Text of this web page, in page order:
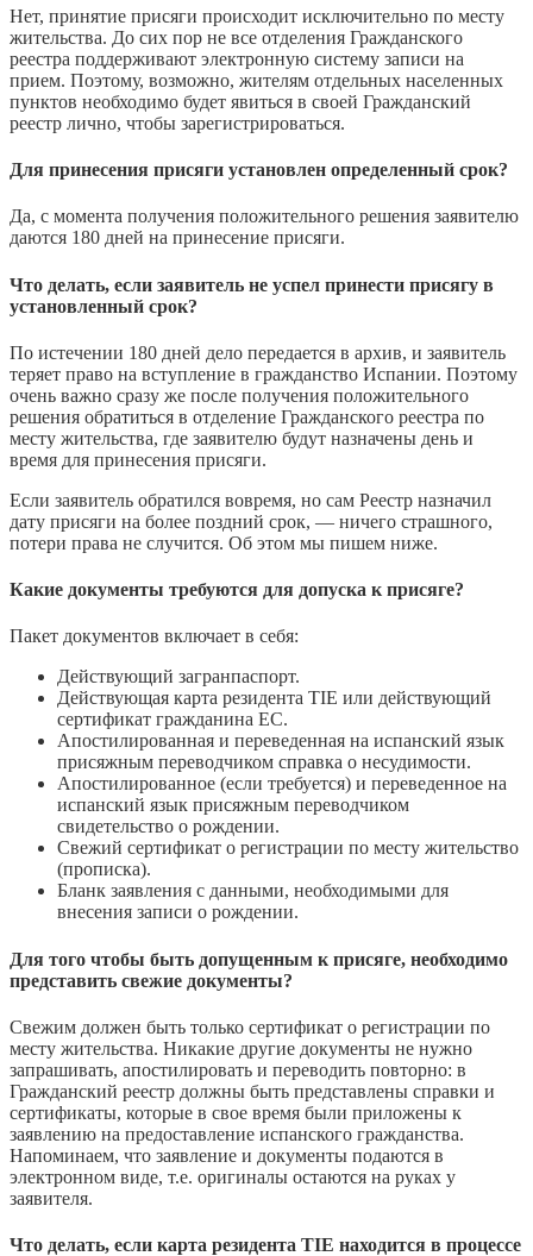
Нет, принятие присяги происходит исключительно по месту
жительства. До сих пор не все отделения Гражданского
реестра поддерживают электронную систему записи на
прием. Поэтому, возможно, жителям отдельных населенных
пунктов необходимо будет явиться в своей Гражданский
реестр лично, чтобы зарегистрироваться.
Для принесения присяги установлен определенный срок?
Да, с момента получения положительного решения заявителю
даются 180 дней на принесение присяги.
Что делать, если заявитель не успел принести присягу в
установленный срок?
По истечении 180 дней дело передается в архив, и заявитель
теряет право на вступление в гражданство Испании. Поэтому
очень важно сразу же после получения положительного
решения обратиться в отделение Гражданского реестра по
месту жительства, где заявителю будут назначены день и
время для принесения присяги.
Если заявитель обратился вовремя, но сам Реестр назначил
дату присяги на более поздний срок, — ничего страшного,
потери права не случится. Об этом мы пишем ниже.
Какие документы требуются для допуска к присяге?
Пакет документов включает в себя:
Действующий загранпаспорт.
Действующая карта резидента TIE или действующий
сертификат гражданина ЕС.
Апостилированная и переведенная на испанский язык
присяжным переводчиком справка о несудимости.
Апостилированное (если требуется) и переведенное на
испанский язык присяжным переводчиком
свидетельство о рождении.
Свежий сертификат о регистрации по месту жительство
(прописка).
Бланк заявления с данными, необходимыми для
внесения записи о рождении.
Для того чтобы быть допущенным к присяге, необходимо
представить свежие документы?
Свежим должен быть только сертификат о регистрации по
месту жительства. Никакие другие документы не нужно
запрашивать, апостилировать и переводить повторно: в
Гражданский реестр должны быть представлены справки и
сертификаты, которые в свое время были приложены к
заявлению на предоставление испанского гражданства.
Напоминаем, что заявление и документы подаются в
электронном виде, т.е. оригиналы остаются на руках у
заявителя.
Что делать, если карта резидента TIE находится в процессе